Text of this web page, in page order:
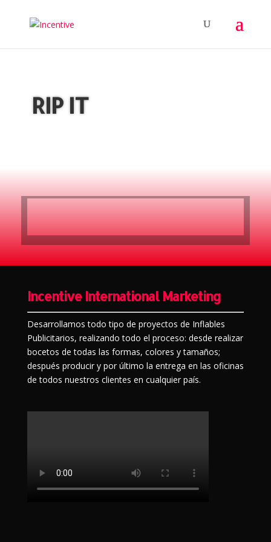
RIP IT
Incentive International Marketing
Desarrollamos todo tipo de proyectos de Inflables
Publicitarios, realizando todo el proceso: desde realizar
bocetos de todas las formas, colores y tamaños;
después producir y por último la entrega en las oficinas
de todos nuestros clientes en cualquier país.